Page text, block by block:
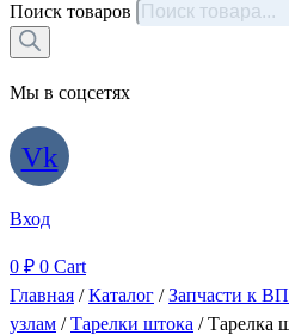
Поиск товаров
Мы в соцсетях
Vk
Вход
0 ₽ 0 Cart
Главная /Каталог /Запчасти к
узлам /Тарелки штока / Тарелка